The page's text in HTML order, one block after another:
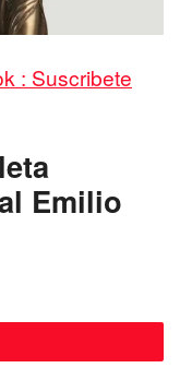
: Suscribete
Emilio